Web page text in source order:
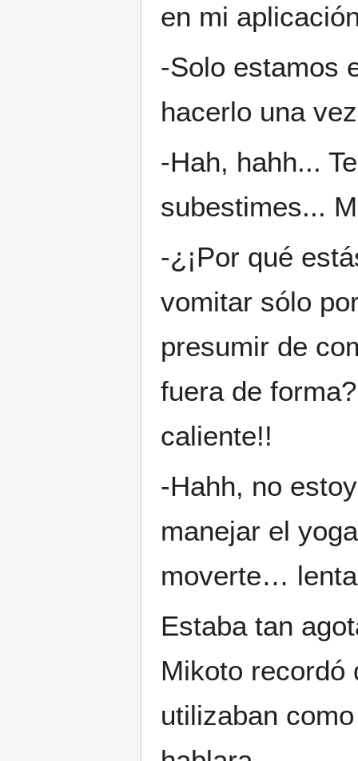
en mi
-Solo estamos
hacerlo una
-Hah, hahh...
subestimes...
-¿¡Por qué
vomitar sólo
presumir de
fuera de
caliente!!
-Hahh, no
manejar el
moverte…
Estaba tan
Mikoto recordó
utilizaban